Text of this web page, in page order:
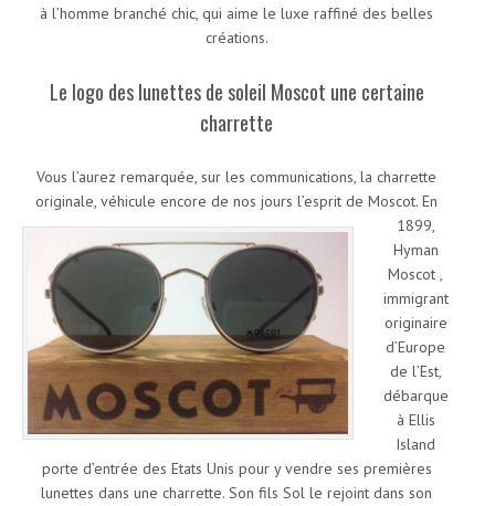
à l’homme branché chic, qui aime le luxe raffiné des belles
créations.
Le logo des lunettes de soleil Moscot une certaine
charrette
Vous l’aurez remarquée, sur les communications, la charrette
originale, véhicule encore de nos jours l’esprit de Moscot. En
1899,
Hyman
Moscot ,
immigrant
originaire
d’Europe
de l’Est,
débarque
à Ellis
Island
porte d’entrée des Etats Unis pour y vendre ses premières
lunettes dans une charrette. Son fils Sol le rejoint dans son